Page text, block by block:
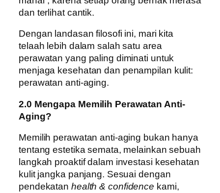
dan terlihat cantik.
Dengan landasan filosofi ini, mari kita
telaah lebih dalam salah satu area
perawatan yang paling diminati untuk
menjaga kesehatan dan penampilan kulit:
perawatan anti-aging.
2.0 Mengapa Memilih Perawatan Anti-
Aging?
Memilih perawatan anti-aging bukan hanya
tentang estetika semata, melainkan sebuah
langkah proaktif dalam investasi kesehatan
kulit jangka panjang. Sesuai dengan
pendekatan health & confidence kami,